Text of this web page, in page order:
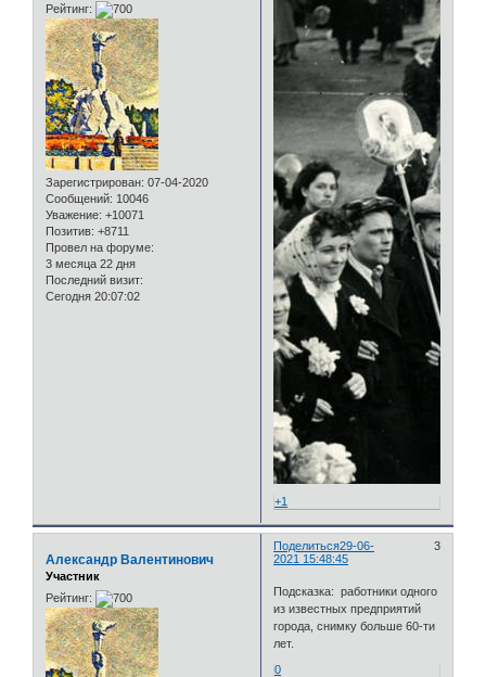
Рейтинг:
Зарегистрирован: 07-04-2020
Сообщений: 10046
Уважение: +10071
Позитив: +8711
Провел на форуме:
3 месяца 22 дня
Последний визит:
Сегодня 20:07:02
+1
Поделиться 3
29-06-
2021 15:48:45
Александр Валентинович
Участник
Рейтинг:
Подсказка: работники одного
из известных предприятий
города, снимку больше 60-ти
лет.
0